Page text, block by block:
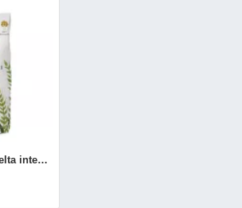
Fusilli din grau spelta integral eco (500 grame), Biona